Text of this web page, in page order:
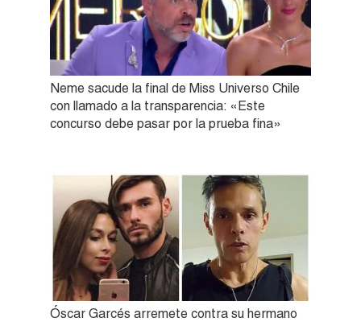
Neme sacude la final de Miss Universo Chile
con llamado a la transparencia: «Este
concurso debe pasar por la prueba fina»
Óscar Garcés arremete contra su hermano